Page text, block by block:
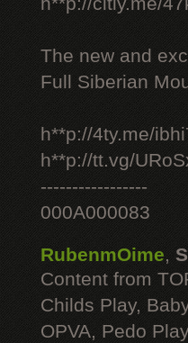
The new and
Full Siberian
h**p://4ty.me/
h**p://tt.vg/
-----------------
000A000083
RubenmOime,
Content from
Childs Play,
OPVA, Pedo